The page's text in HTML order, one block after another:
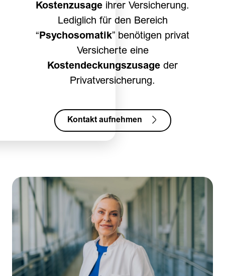
Kostenzusage ihrer Versicherung.
Lediglich für den Bereich
“Psychosomatik” benötigen privat
Versicherte eine
Kostendeckungszusage der
Privatversicherung.
Kontakt aufnehmen